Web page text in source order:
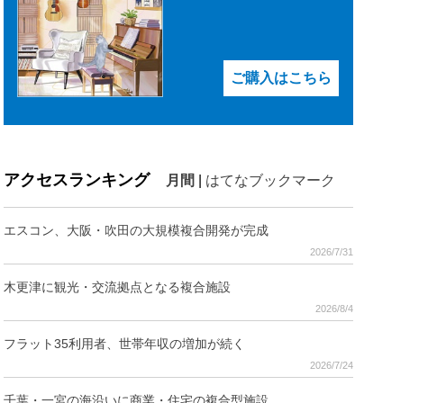
ご購入はこちら
アクセスランキング 月間 はてなブックマーク
エスコン、大阪・吹田の大規模複合開発が完成
2026/7/31
木更津に観光・交流拠点となる複合施設
2026/8/4
フラット35利用者、世帯年収の増加が続く
2026/7/24